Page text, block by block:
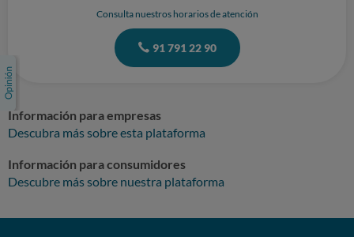
Consulta nuestros horarios de atención
91 791 22 90
Información para empresas
Descubra más sobre esta plataforma
Información para consumidores
Descubre más sobre nuestra plataforma